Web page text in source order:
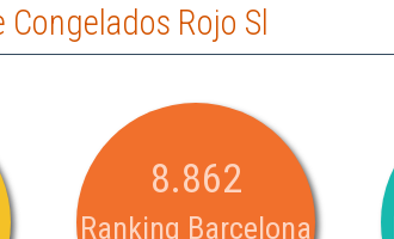
Rojo Sl
8.862
Ranking Barcelona